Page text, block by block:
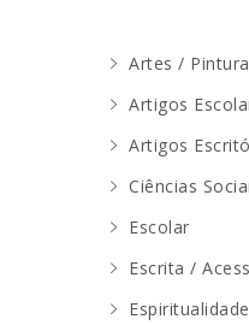
Artes / Pintura
Artigos
Artigos
Ciências
Escolar
Escrita /
Espiritualidade